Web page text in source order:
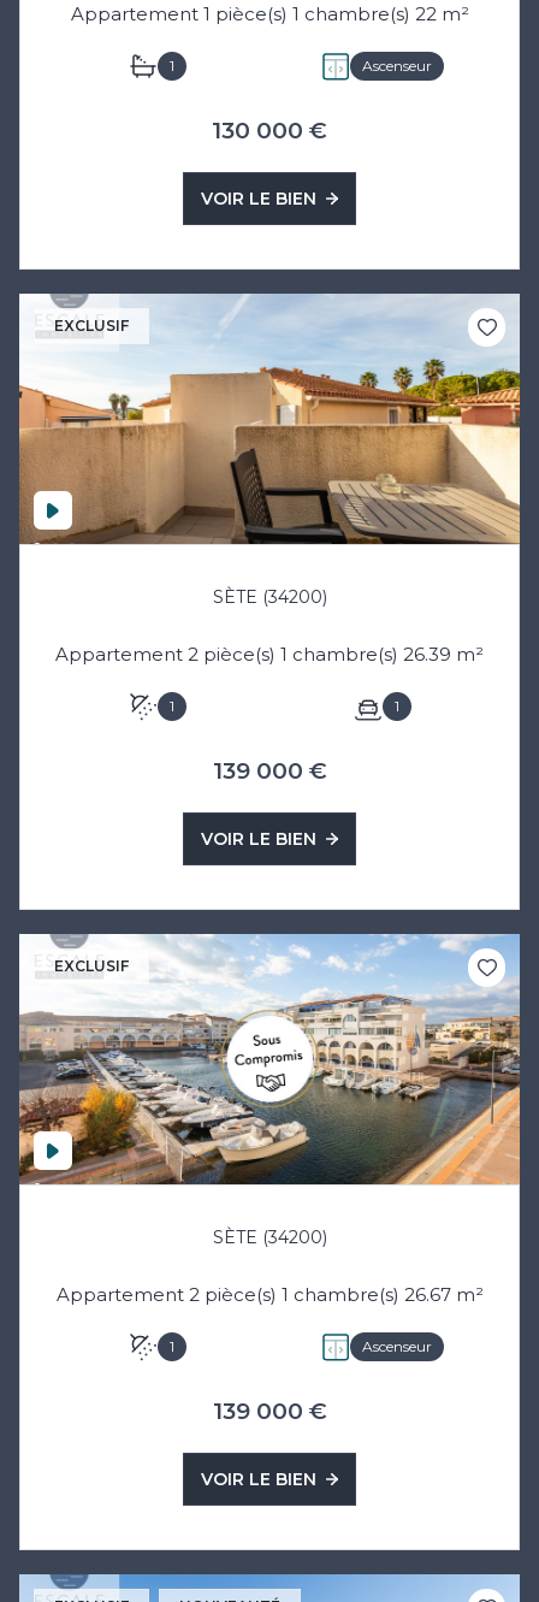
Appartement 1 pièce(s) 1 chambre(s) 22 m²
1 Ascenseur
130 000 €
VOIR LE BIEN
EXCLUSIF
SÈTE (34200)
Appartement 2 pièce(s) 1 chambre(s) 26.39 m²
1 1
139 000 €
VOIR LE BIEN
EXCLUSIF
SÈTE (34200)
Appartement 2 pièce(s) 1 chambre(s) 26.67 m²
1 Ascenseur
139 000 €
VOIR LE BIEN